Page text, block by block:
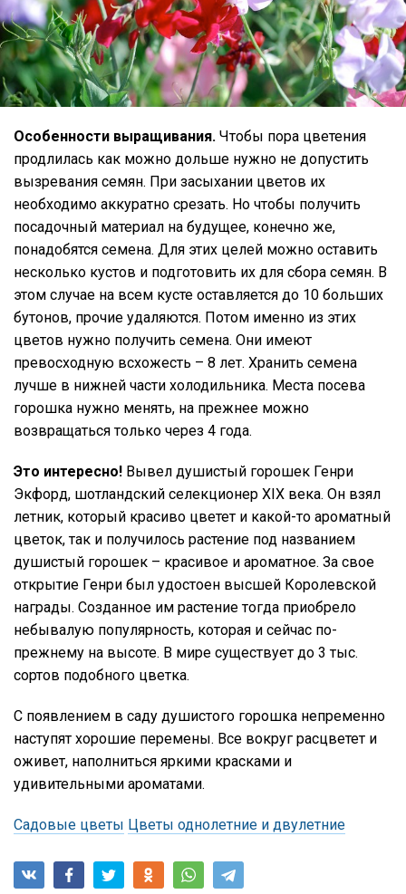
Особенности выращивания. Чтобы пора цветения
продлилась как можно дольше нужно не допустить
вызревания семян. При засыхании цветов их
необходимо аккуратно срезать. Но чтобы получить
посадочный материал на будущее, конечно же,
понадобятся семена. Для этих целей можно оставить
несколько кустов и подготовить их для сбора семян. В
этом случае на всем кусте оставляется до 10 больших
бутонов, прочие удаляются. Потом именно из этих
цветов нужно получить семена. Они имеют
превосходную всхожесть – 8 лет. Хранить семена
лучше в нижней части холодильника. Места посева
горошка нужно менять, на прежнее можно
возвращаться только через 4 года.
Это интересно! Вывел душистый горошек Генри
Экфорд, шотландский селекционер XIX века. Он взял
летник, который красиво цветет и какой-то ароматный
цветок, так и получилось растение под названием
душистый горошек – красивое и ароматное. За свое
открытие Генри был удостоен высшей Королевской
награды. Созданное им растение тогда приобрело
небывалую популярность, которая и сейчас по-
прежнему на высоте. В мире существует до 3 тыс.
сортов подобного цветка.
С появлением в саду душистого горошка непременно
наступят хорошие перемены. Все вокруг расцветет и
оживет, наполниться яркими красками и
удивительными ароматами.
Садовые цветы Цветы однолетние и двулетние